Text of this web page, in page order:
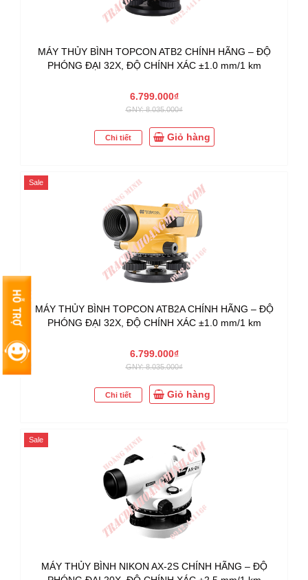
MÁY THỦY BÌNH TOPCON ATB2 CHÍNH HÃNG – ĐỘ
PHÓNG ĐẠI 32X, ĐỘ CHÍNH XÁC ±1.0 mm/1 km
6.799.000₫
GNY: 8.035.000₫
Chi tiết Giỏ hàng
Sale
MÁY THỦY BÌNH TOPCON ATB2A CHÍNH HÃNG – ĐỘ
PHÓNG ĐẠI 32X, ĐỘ CHÍNH XÁC ±1.0 mm/1 km
6.799.000₫
GNY: 8.035.000₫
Chi tiết Giỏ hàng
Sale
MÁY THỦY BÌNH NIKON AX-2S CHÍNH HÃNG – ĐỘ